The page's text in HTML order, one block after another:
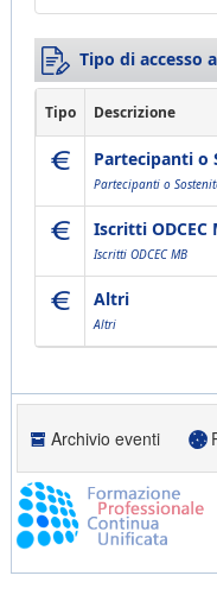
Tipo di accesso
Tipo Descrizione
Partecipanti o
Partecipanti o
Iscritti ODCEC
Iscritti ODCEC MB
Altri
Altri
Archivio eventi